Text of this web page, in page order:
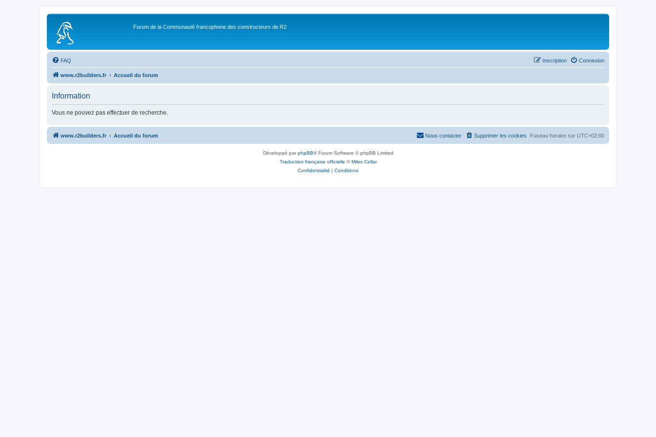
Forum de la Communauté francophone des constructeurs de R2
FAQ Connexion
Inscription
www.r2builders.fr Accueil du forum
Information
Vous ne pouvez pas effectuer de recherche.
www.r2builders.fr Accueil du forum Fuseau horaire sur UTC+02:00
Supprimer les cookies
Nous contacter
Développé parphpBB® Forum Software © phpBB Limited
Traduction française officielle ©Miles Cellar
Confidentialité | Conditions